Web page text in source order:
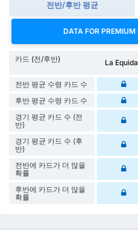
전반/후반 평균
DATA FOR PREMIUM
카드 (전/후반) La
전반 평균 수령 카드 수
후반 평균 수령 카드 수
경기 평균 카드 수 (전
반)
경기 평균 카드 수 (후
반)
전반에 카드가 더 많을
확률
후반에 카드가 더 많을
확률